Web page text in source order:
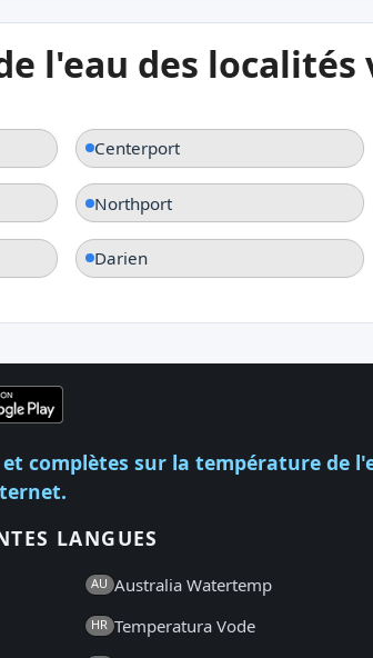
l'eau des localités
Centerport
Northport
Darien
complètes sur la température de
LANGUES
AU Australia Watertemp
HR Temperatura Vode